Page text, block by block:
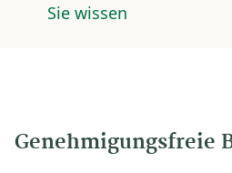
Sie wissen
Genehmigungsfreie